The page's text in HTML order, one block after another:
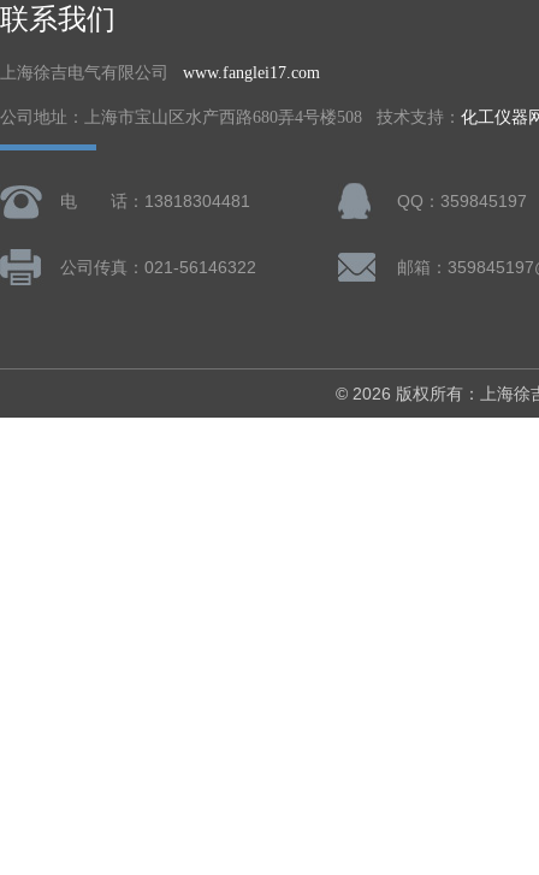
联系我们
上海徐吉电气有限公司 www.fanglei17.com
公司地址：上海市宝山区水产西路680弄4号楼508 技术支持： 化工仪器
电 话：13818304481 QQ：359845197
公司传真：021-56146322 邮箱：
© 2026 版权所有：上海